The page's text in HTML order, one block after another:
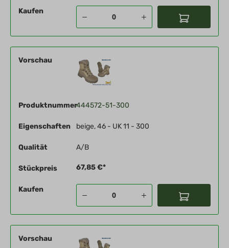
Kaufen
Vorschau
Produktnummer444572-51-300
Eigenschaften beige, 46 - UK 11 - 300
Qualität A/B
Stückpreis 67,85 €*
Kaufen
Vorschau